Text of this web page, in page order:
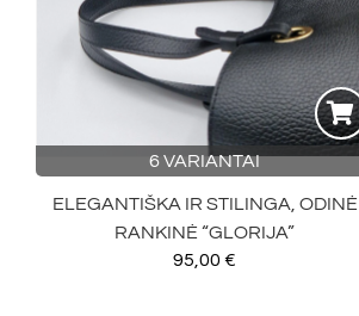
6 VARIANTAI
ELEGANTIŠKA IR STILINGA, ODINĖ
RANKINĖ “GLORIJA”
95,00€